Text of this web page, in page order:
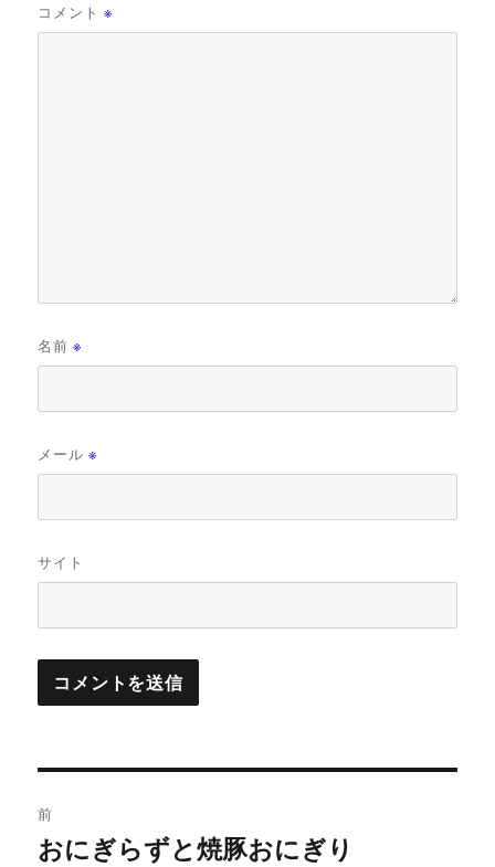
コメント※
名前※
メール※
サイト
稿
前
前
おにぎらずと焼豚おにぎり